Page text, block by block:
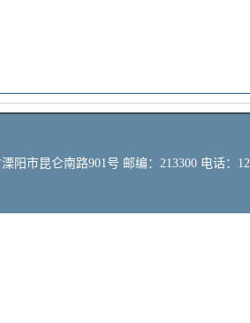
阳市昆仑南路901号 邮编：213300 电话：